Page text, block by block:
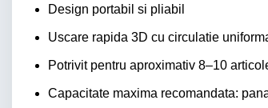
Design portabil si pliabil
Uscare rapida 3D cu circulatie
Potrivit pentru aproximativ 8–10
Capacitate maxima recomandata: